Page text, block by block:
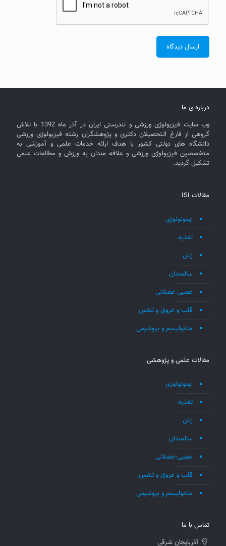
درباره ی ما
وب سایت فیزیولوژی ورزشی و تندرستی ایران در آذر ماه 1392 با تلاش
گروهی از فارغ التحصیلان دکتری و پژوهشگران رشته فیزیولوژی ورزشی
دانشگاه های دولتی کشور با هدف ارائه خدمات علمی و آموزشی به
متخصصین فیزیولوژی ورزشی و علاقه مندان به ورزش و مطالعات علمی
تشکیل گردید.
مقالات ISI
ایمونولوژی
تغذیه
زنان
سالمندان
عصبی عضلانی
قلب و عروق و تنفس
متابولیسم و بیوشیمی
مقالات علمی و پژوهشی
ایمونولوژی
تغذیه
زنان
سالمندان
عصبی-عضلانی
قلب و عروق و تنفس
متابولیسم و بیوشیمی
تماس با ما
آذربايجان شرقي